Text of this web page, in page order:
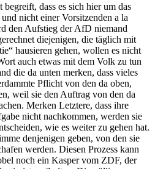
dass es sich hier um das
nicht einer Vorsitzenden a la
den Aufstieg der AfD niemand
diejenigen, die täglich mit
hausieren gehen, wollen es nicht
auch etwas mit dem Volk zu tun
die da unten merken, dass vieles
Pflicht von den da oben,
weil sie den Auftrag von den da
Merken Letztere, dass ihre
nicht nachkommen, werden sie
wie es weiter zu gehen hat.
denjenigen geben, von den sie
werden. Diesen Prozess kann
noch ein Kasper vom ZDF, der